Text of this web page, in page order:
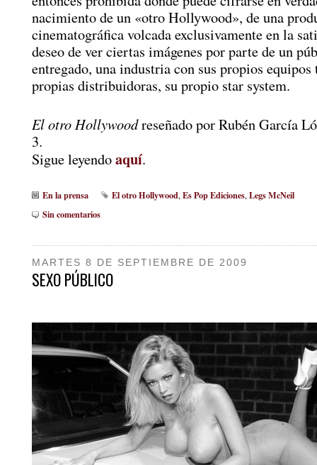
nacimiento de un «otro Hollywood», de una
cinematográfica volcada exclusivamente en la
deseo de ver ciertas imágenes por parte de un
entregado, una industria con sus propios equipos
propias distribuidoras, su propio star system.
El otro Hollywoodreseñado por Rubén García
3.
Sigue leyendoaquí.
En la prensa El otro Hollywood, Es Pop Ediciones, Legs McNeil
Sin comentarios
MARTES 8 DE SEPTIEMBRE DE 2009
SEXO PÚBLICO